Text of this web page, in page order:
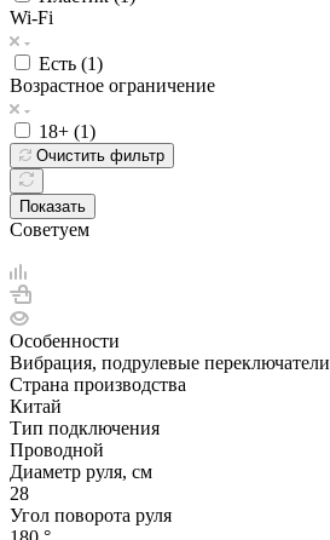
Wi-Fi
Есть (1)
Возрастное ограничение
18+ (1)
Очистить фильтр
Показать
Советуем
Особенности
Вибрация, подрулевые переключатели
Страна производства
Китай
Тип подключения
Проводной
Диаметр руля, см
28
Угол поворота руля